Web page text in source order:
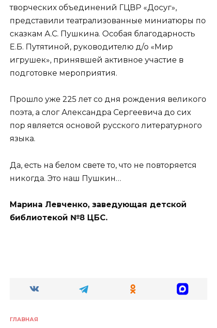
творческих объединений ГЦВР «Досуг»,
представили театрализованные миниатюры по
сказкам А.С. Пушкина. Особая благодарность
Е.Б. Путятиной, руководителю д/о «Мир
игрушек», принявшей активное участие в
подготовке мероприятия.
Прошло уже 225 лет со дня рождения великого
поэта, а слог Александра Сергеевича до сих
пор является основой русского литературного
языка.
Да, есть на белом свете то, что не повторяется
никогда. Это наш Пушкин…
Марина Левченко, заведующая детской
библиотекой №8 ЦБС.
ГЛАВНАЯ